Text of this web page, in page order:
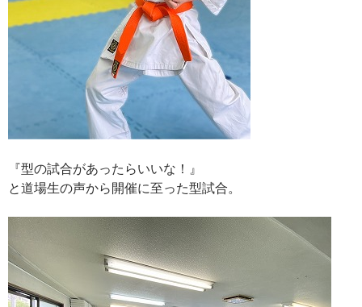
『型の試合があったらいいな！』
と道場生の声から開催に至った型試合。